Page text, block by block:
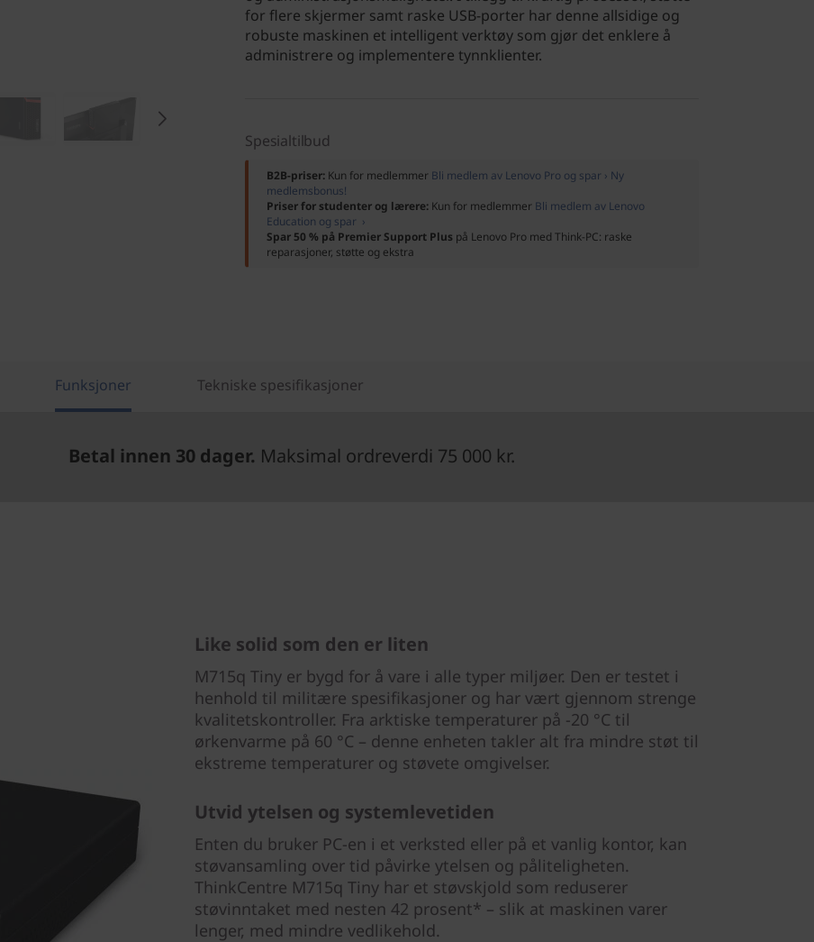
for flere skjermer samt raske USB-porter har denne allsidige og
robuste maskinen et intelligent verktøy som gjør det enklere å
administrere og implementere tynnklienter.
Spesialtilbud
B2B-priser: Kun for medlemmer Bli medlem av Lenovo Pro og spar › Ny
medlemsbonus!
Priser for studenter og lærere: Kun for medlemmer Bli medlem av Lenovo
Education og spar ›
Spar 50 % på Premier Support Plus på Lenovo Pro med Think-PC: raske
reparasjoner, støtte og ekstra
Funksjoner Tekniske spesifikasjoner
Betal innen 30 dager. Maksimal ordreverdi 75 000 kr.
Like solid som den er liten
M715q Tiny er bygd for å vare i alle typer miljøer. Den er testet i
henhold til militære spesifikasjoner og har vært gjennom strenge
kvalitetskontroller. Fra arktiske temperaturer på -20 °C til
ørkenvarme på 60 °C – denne enheten takler alt fra mindre støt til
ekstreme temperaturer og støvete omgivelser.
Utvid ytelsen og systemlevetiden
Enten du bruker PC-en i et verksted eller på et vanlig kontor, kan
støvansamling over tid påvirke ytelsen og påliteligheten.
ThinkCentre M715q Tiny har et støvskjold som reduserer
støvinntaket med nesten 42 prosent* – slik at maskinen varer
lenger, med mindre vedlikehold.